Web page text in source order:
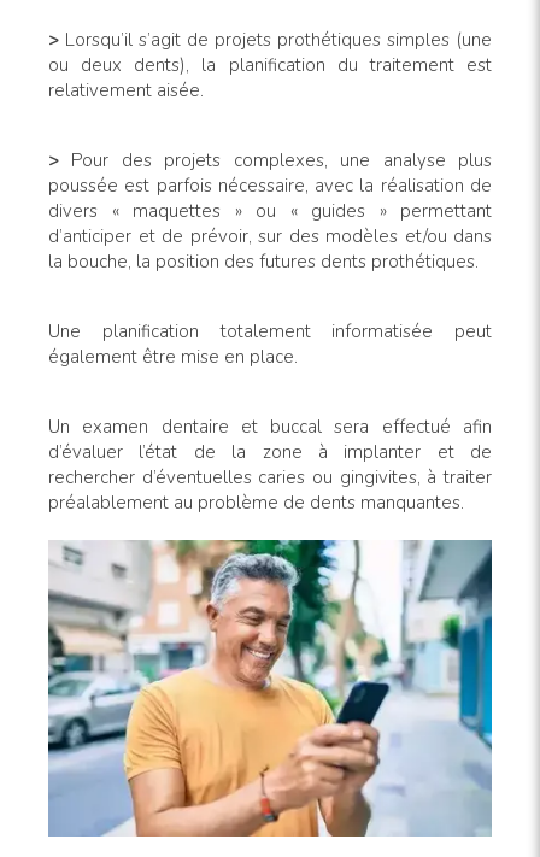
> Lorsqu’il s’agit de projets prothétiques simples (une
ou deux dents), la planification du traitement est
relativement aisée.
> Pour des projets complexes, une analyse plus
poussée est parfois nécessaire, avec la réalisation de
divers « maquettes » ou « guides » permettant
d’anticiper et de prévoir, sur des modèles et/ou dans
la bouche, la position des futures dents prothétiques.
Une planification totalement informatisée peut
également être mise en place.
Un examen dentaire et buccal sera effectué afin
d’évaluer l’état de la zone à implanter et de
rechercher d’éventuelles caries ou gingivites, à traiter
préalablement au problème de dents manquantes.